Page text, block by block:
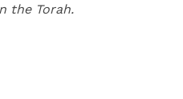
the Torah.